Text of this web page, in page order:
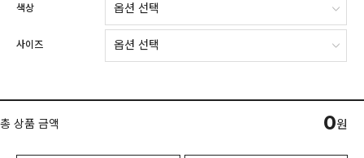
색상
사이즈
총 상품 금액 0원